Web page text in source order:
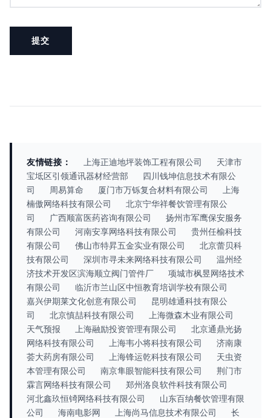
友情链接： 上海正迪地坪装饰工程有限公司
天津市
宝坻区引领通讯器材经营部
四川钱坤信息技术有限公
司
周易算命 厦门市万铄复合材料有限公司
上海
楠傲网络科技有限公司
北京宁华祥餐饮管理有限公
司
广西顺富医药咨询有限公司
扬州市军鹰保安服务
有限公司
河南安享网络科技有限公司
贵州任榆科技
有限公司
佛山市特昇五金实业有限公司
北京蕾贝科
技有限公司
深圳市寻未来网络科技有限公司
温州经
济技术开发区滨海顺立阀门管件厂
项城市枫昱网络技术
有限公司
临沂市兰山区中恒教育培训学校有限公司
嘉兴伊期莱文化创意有限公司
昆明雄通科技有限公
司
北京慎喆科技有限公司
上海微森木业有限公司
天气预报
上海融励投资管理有限公司
北京通鼎光扬
网络科技有限公司
上海韦小将科技有限公司
济南康
荟大药房有限公司
上海锋运乾科技有限公司
天虫资
本管理有限公司
南京隼眼智能科技有限公司
荆门市
霖言网络科技有限公司
郑州洛良软件科技有限公司
河北鑫玖恒锜网络科技有限公司
山东百纳餐饮管理有限
公司
海南电影网 上海尚马信息技术有限公司
长